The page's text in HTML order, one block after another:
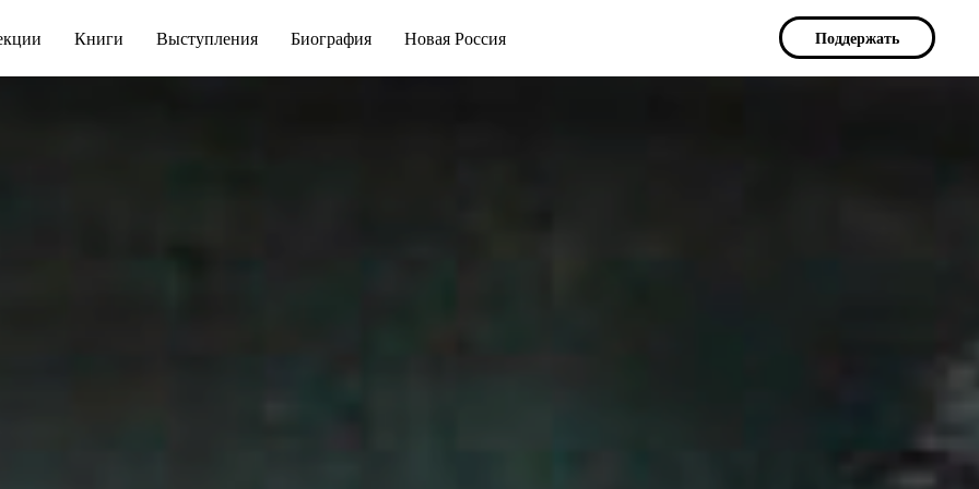
Книги Выступления Биография Новая Россия Поддержать